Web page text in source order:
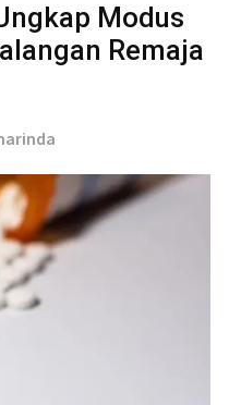
Modus
Remaja